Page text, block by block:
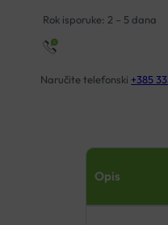
Rok isporuke: 2 – 5 dana
Naručite telefonski +385
Opis